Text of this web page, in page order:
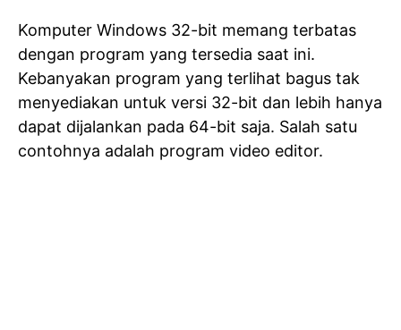
Komputer Windows 32-bit memang terbatas
dengan program yang tersedia saat ini.
Kebanyakan program yang terlihat bagus tak
menyediakan untuk versi 32-bit dan lebih hanya
dapat dijalankan pada 64-bit saja. Salah satu
contohnya adalah program video editor.